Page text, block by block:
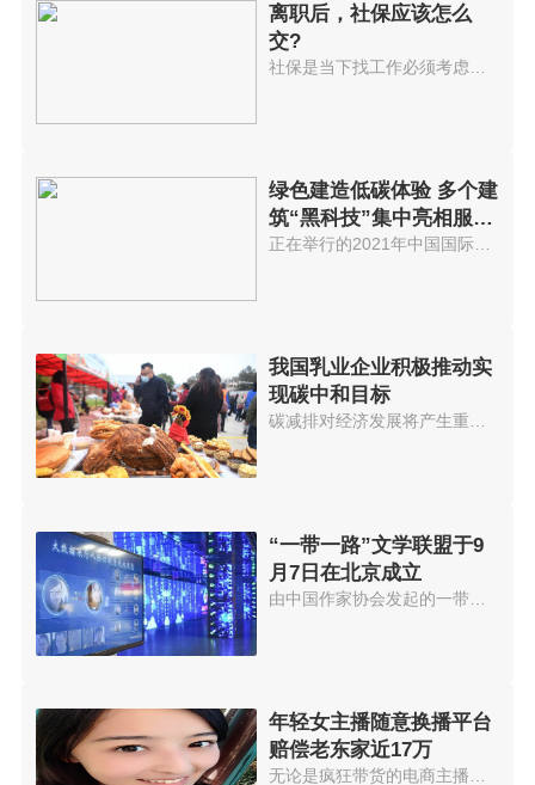
离职后，社保应该怎么
交?
绿色建造低碳体验 多个建
筑“黑科技”集中亮相服贸
会
正在举行的2021年中国国际服务贸...
我国乳业企业积极推动实
现碳中和目标
碳减排对经济发展将产生重大影响...
“一带一路”文学联盟于9
月7日在北京成立
年轻女主播随意换播平台
赔偿老东家近17万